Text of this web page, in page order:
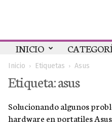
Colaboratorio
INICIO
Inicio Etiquetas Asus
Etiqueta: asus
Solucionando algunos
hardware en portatiles